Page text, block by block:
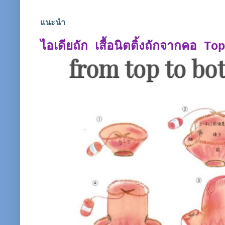
แนะนำ
ไอเดียถัก เสื้อนิตติ้งถักจากคอ